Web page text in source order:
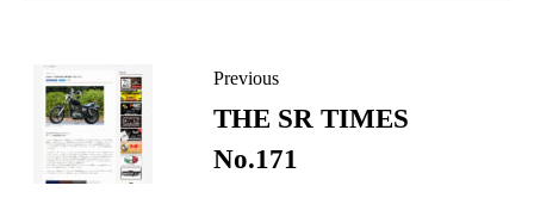
Previous
THE SR TIMES
No.171